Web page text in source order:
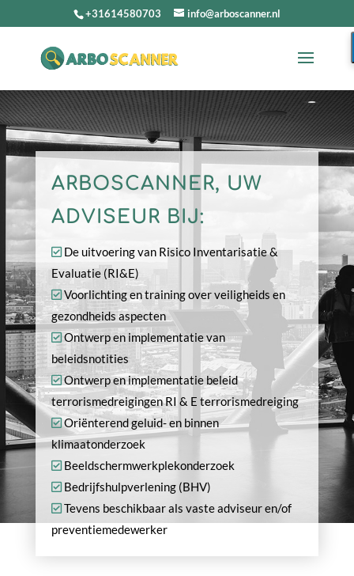
+31614580703 info@arboscanner.nl
ARBOSCANNER, UW
ADVISEUR BIJ:
De uitvoering van Risico Inventarisatie &
Evaluatie (RI&E)
Voorlichting en training over veiligheids en
gezondheids aspecten
Ontwerp en implementatie van
beleidsnotities
Ontwerp en implementatie beleid
terrorismedreigingen RI & E terrorismedreiging
Oriënterend geluid- en binnen
klimaatonderzoek
Beeldschermwerkplekonderzoek
Bedrijfshulpverlening (BHV)
Tevens beschikbaar als vaste adviseur en/of
preventiemedewerker